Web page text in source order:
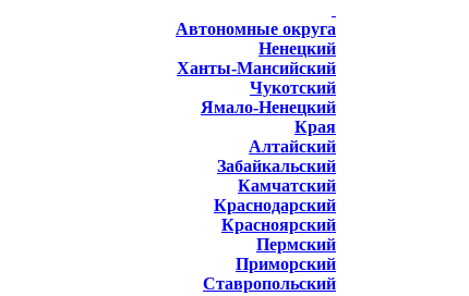
Автономные округа
Ненецкий
Ханты-Мансийский
Чукотский
Ямало-Ненецкий
Края
Алтайский
Забайкальский
Камчатский
Краснодарский
Красноярский
Пермский
Приморский
Ставропольский